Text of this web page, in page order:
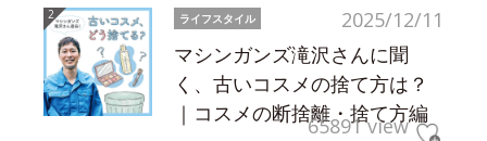
2025/12/11
ライフスタイル
マシンガンズ滝沢さんに聞
く、古いコスメの捨て方は？
｜コスメの断捨離・捨て方編
65891 view